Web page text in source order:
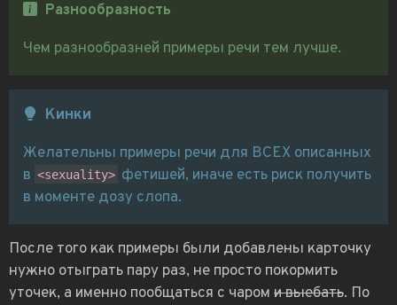
Разнообразность
Чем разнообразней примеры речи тем лучше.
Кинки
Желательны примеры речи для ВСЕХ описанных
в <sexuality> фетишей, иначе есть риск получить
в моменте дозу слопа.
После того как примеры были добавлены карточку
нужно отыграть пару раз, не просто покормить
уточек, а именно пообщаться с чаром и выебать. По